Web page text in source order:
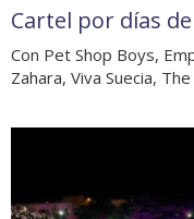
Cartel por días
Con Pet Shop Boys,
Zahara, Viva Suecia,